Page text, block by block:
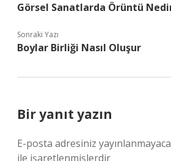
Görsel Sanatlarda Örüntü
Sonraki Yazı
Boylar Birliği Nasıl Oluşur
Bir yanıt yazın
E-posta adresiniz
ile işaretlenmişlerdir